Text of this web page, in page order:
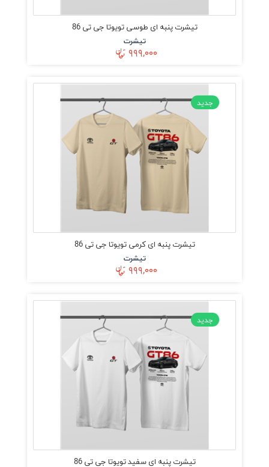
تیشرت پنبه ای طوسی تویوتا جی تی 86
تیشرت
۹۹۹,۰۰۰
جدید
تیشرت پنبه ای کرمی تویوتا جی تی 86
تیشرت
۹۹۹,۰۰۰
جدید
تیشرت پنبه ای سفید تویوتا جی تی 86